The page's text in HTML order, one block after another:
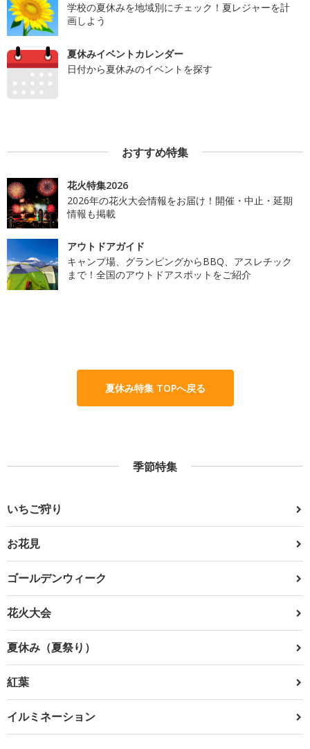
学校の夏休みを地域別にチェック！夏レジャーを計
画しよう
夏休みイベントカレンダー
日付から夏休みのイベントを探す
おすすめ特集
花火特集2026
2026年の花火大会情報をお届け！開催・中止・延期
情報も掲載
アウトドアガイド
キャンプ場、グランピングからBBQ、アスレチック
まで！全国のアウトドアスポットをご紹介
夏休み特集 TOPへ戻る
季節特集
いちご狩り
お花見
ゴールデンウィーク
花火大会
夏休み（夏祭り）
紅葉
イルミネーション